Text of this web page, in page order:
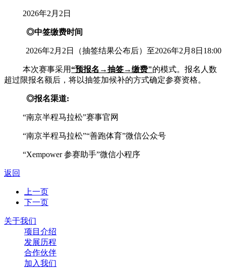
2026年2月2日
◎中签缴费时间
2026年2月2日（抽签结果公布后）至2026年2月8日18:00
本次赛事采用“预报名→抽签→缴费"的模式。报名人数
超过限报名额后，将以抽签加候补的方式确定参赛资格。
◎报名渠道:
“南京半程马拉松”赛事官网
“南京半程马拉松”“善跑体育”微信公众号
“Xempower 参赛助手”微信小程序
返回
上一页
下一页
关于我们
项目介绍
发展历程
合作伙伴
加入我们